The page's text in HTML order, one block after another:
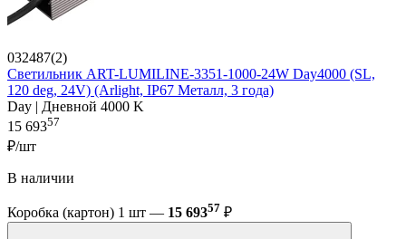
032487(2)
Светильник ART-LUMILINE-3351-1000-24W Day4000 (SL,
120 deg, 24V) (Arlight, IP67 Металл, 3 года)
Day | Дневной 4000 K
15 69357
₽/шт
В наличии
Коробка (картон) 1 шт — 15 69357 ₽